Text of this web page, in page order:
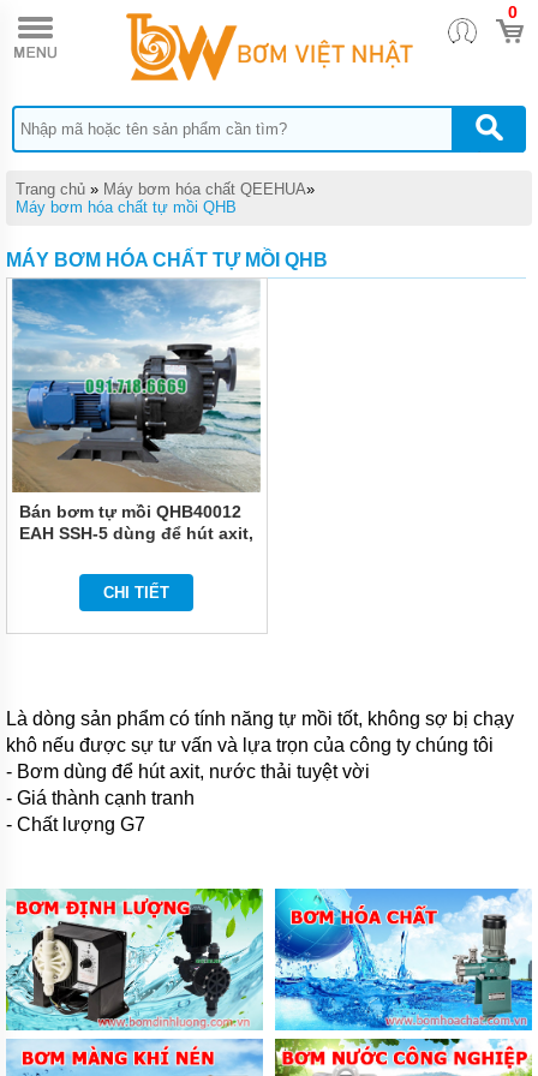
0
TRANG
CHỦ
ĐỊNH
LƯỢNG
HÓA
DONG
IL
BƠM
MÀNG
DÙNG
CHO
HÓA
CHẤT
QUẠT
CÔNG
NGHIỆP
BƠM
HÓA
CHẤT
TRỤC
ĐỨNG
BƠM
HÓA
CHẤT
ĐIỆN
24V
VÀ
48V
BƠM
HÓA
CHẤT
QEEHUA
BƠM
HÓA
CHẤT
TOSHIBA
CỦA
Trang chủ » Máy bơm hóa chất QEEHUA»
Máy bơm hóa chất tự mồi QHB
MÁY BƠM HÓA CHẤT TỰ MỒI QHB
Bán bơm tự mồi QHB40012
EAH SSH-5 dùng để hút axit,
CHI TIẾT
Là dòng sản phẩm có tính năng tự mồi tốt, không sợ bị chạy
khô nếu được sự tư vấn và lựa trọn của công ty chúng tôi
- Bơm dùng để hút axit, nước thải tuyệt vời
- Giá thành cạnh tranh
- Chất lượng G7